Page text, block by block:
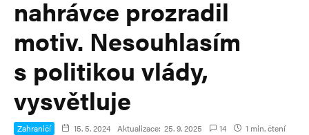
nahrávce prozradil
motiv. Nesouhlasím
s politikou vlády,
vysvětluje
Zahraničí 15. 5. 2024 Aktualizace: 25. 9. 2025 14 1 min. čtení